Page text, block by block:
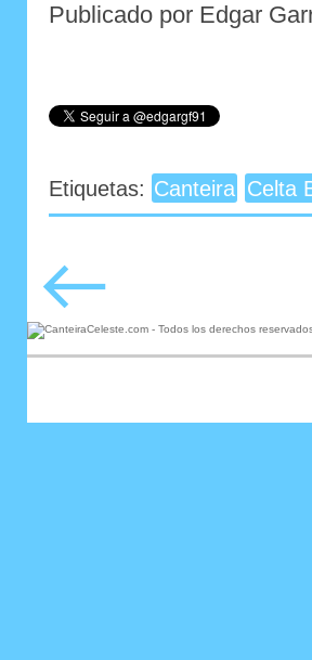
Publicado por Edgar
Etiquetas: Canteira Celta